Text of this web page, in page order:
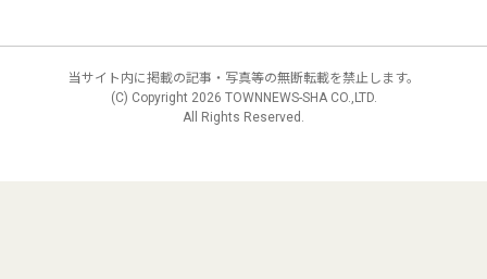
当サイト内に掲載の記事・写真等の無断転載を禁止します。
(C) Copyright 2026 TOWNNEWS-SHA CO.,LTD.
All Rights Reserved.